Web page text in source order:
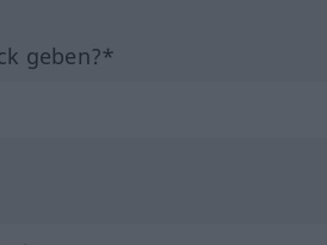
geben?*